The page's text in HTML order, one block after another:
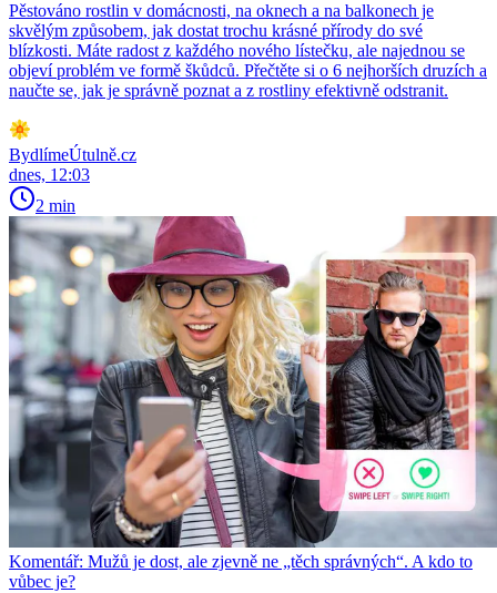
Pěstováno rostlin v domácnosti, na oknech a na balkonech je
skvělým způsobem, jak dostat trochu krásné přírody do své
blízkosti. Máte radost z každého nového lístečku, ale najednou se
objeví problém ve formě škůdců. Přečtěte si o 6 nejhorších druzích a
naučte se, jak je správně poznat a z rostliny efektivně odstranit.
BydlímeÚtulně.cz
dnes, 12:03
2 min
Komentář: Mužů je dost, ale zjevně ne „těch správných“. A kdo to
vůbec je?